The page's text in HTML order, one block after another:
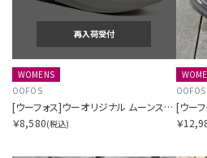
再入荷受付
WOMENS
OOFOS
[ウーフォス]ウーオリジナル ムーンストーン
￥8,580(税込)
OOFOS
[ウー
￥